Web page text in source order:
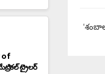
of
ట్రైలర్